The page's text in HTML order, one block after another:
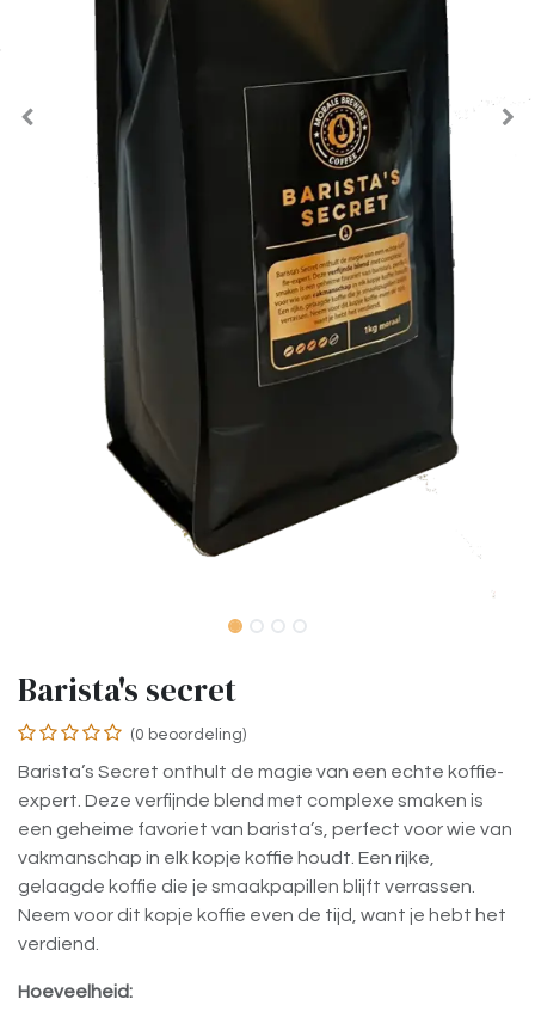
Barista's secret
(0 beoordeling)
Barista’s Secret onthult de magie van een echte koffie-
expert. Deze verfijnde blend met complexe smaken is
een geheime favoriet van barista’s, perfect voor wie van
vakmanschap in elk kopje koffie houdt. Een rijke,
gelaagde koffie die je smaakpapillen blijft verrassen.
Neem voor dit kopje koffie even de tijd, want je hebt het
verdiend.
Hoeveelheid: